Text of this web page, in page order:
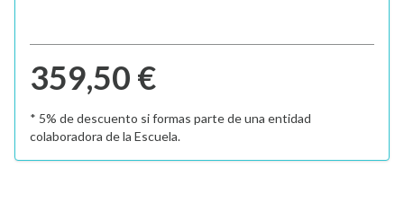
359,50 €
* 5% de descuento si formas parte de una entidad
colaboradora de la Escuela.